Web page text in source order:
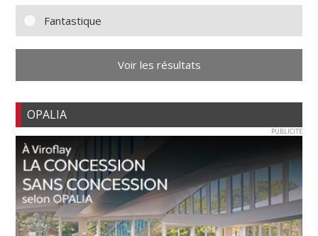
Fantastique
Voir les résultats
OPALIA
PUBLICITE